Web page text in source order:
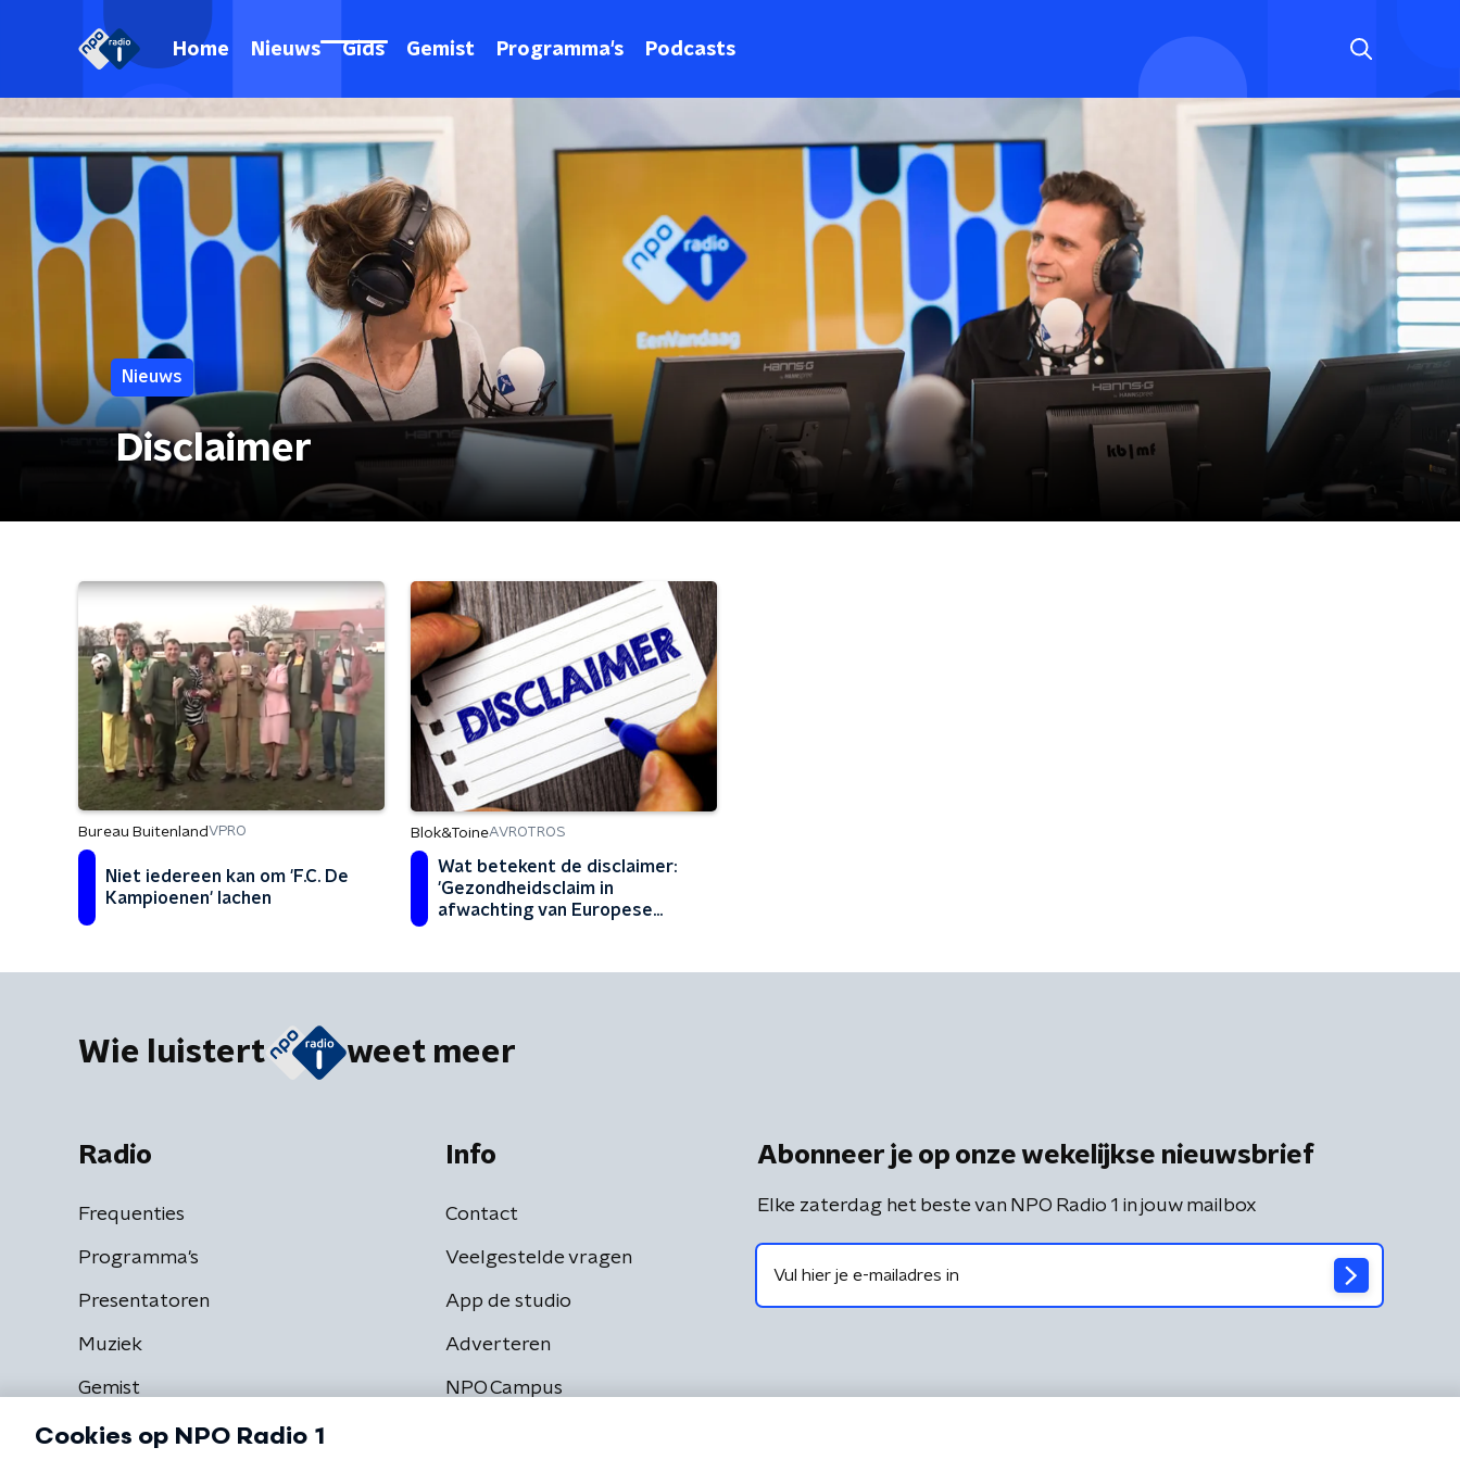
Home Nieuws Gids Gemist Programma's Podcasts
Nieuws
Disclaimer
Bureau Buitenland VPRO
Niet iedereen kan om 'F.C. De
Kampioenen' lachen
Blok&ToineAVROTROS
Wat betekent de disclaimer:
'Gezondheidsclaim in
afwachting van Europese
Wie luistert weet meer
Radio
Frequenties
Programma's
Presentatoren
Muziek
Gemist
Info
Contact
Veelgestelde vragen
App de studio
Adverteren
NPO Campus
Abonneer je op onze wekelijkse nieuwsbrief
Elke zaterdag het beste van NPO Radio 1 in jouw mailbox